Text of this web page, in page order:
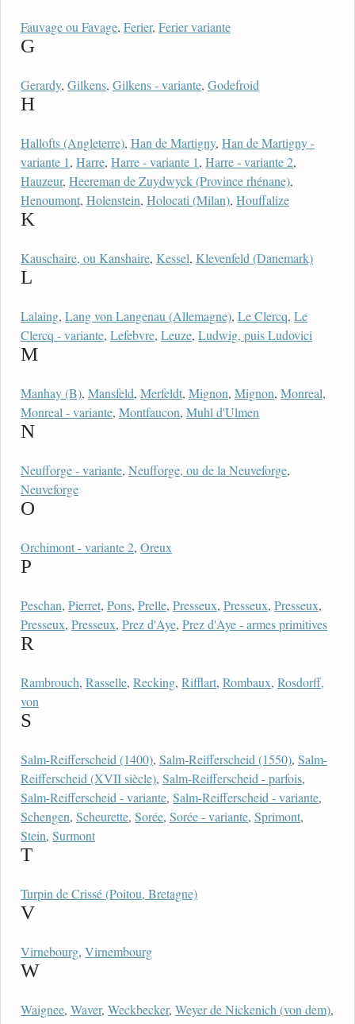
Fauvage ou Favage, Ferier, Ferier variante
G
Gerardy, Gilkens, Gilkens - variante, Godefroid
H
Hallofts (Angleterre), Han de Martigny, Han de Martigny -
variante 1, Harre, Harre - variante 1, Harre - variante 2,
Hauzeur, Heereman de Zuydwyck (Province rhénane),
Henoumont, Holenstein, Holocati (Milan), Houffalize
K
Kauschaire, ou Kanshaire, Kessel, Klevenfeld (Danemark)
L
Lalaing, Lang von Langenau (Allemagne), Le Clercq, Le
Clercq - variante, Lefebvre, Leuze, Ludwig, puis Ludovici
M
Manhay (B), Mansfeld, Merfeldt, Mignon, Mignon, Monreal,
Monreal - variante, Montfaucon, Muhl d'Ulmen
N
Neufforge - variante, Neufforge, ou de la Neuveforge,
Neuveforge
O
Orchimont - variante 2, Oreux
P
Peschan, Pierret, Pons, Prelle, Presseux, Presseux, Presseux,
Presseux, Presseux, Prez d'Aye, Prez d'Aye - armes primitives
R
Rambrouch, Rasselle, Recking, Rifflart, Rombaux, Rosdorff,
von
S
Salm-Reifferscheid (1400), Salm-Reifferscheid (1550), Salm-
Reifferscheid (XVII siècle), Salm-Reifferscheid - parfois,
Salm-Reifferscheid - variante, Salm-Reifferscheid - variante,
Schengen, Scheurette, Sorée, Sorée - variante, Sprimont,
Stein, Surmont
T
Turpin de Crissé (Poitou, Bretagne)
V
Virnebourg, Virnembourg
W
Waignee, Waver, Weckbecker, Weyer de Nickenich (von dem),